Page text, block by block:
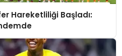
Hareketliliği Başladı: